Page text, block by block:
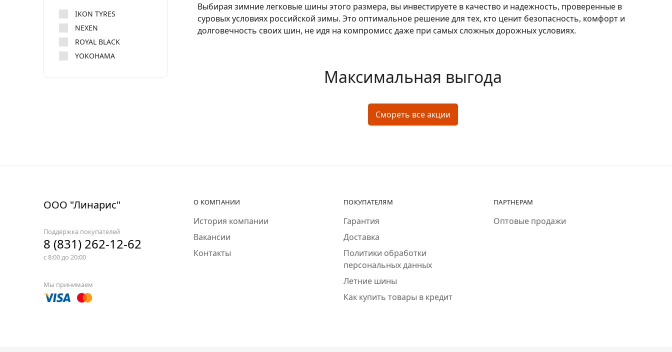
Выбирая зимние легковые шины этого размера, вы инвестируете в качество и надежность, проверенные в
суровых условиях российской зимы. Это оптимальное решение для тех, кто ценит безопасность, комфорт и
долговечность своих шин, не идя на компромисс даже при самых сложных дорожных условиях.
Максимальная выгода
Смореть все акции
IKON TYRES
NEXEN
ROYAL BLACK
YOKOHAMA
ООО "Линарис"
Поддержка покупателей
8 (831) 262-12-62
с 8:00 до 20:00
Мы принимаем
О КОМПАНИИ
История компании
Вакансии
Контакты
ПОКУПАТЕЛЯМ
Гарантия
Доставка
Политики обработки
персональных данных
Летние шины
Как купить товары в кредит
ПАРТНЕРАМ
Оптовые продажи